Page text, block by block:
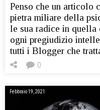
Penso che un articolo
pietra miliare della
le sua radice in quella
ogni pregiudizio
tutti i Blogger che
0
Febbraio 19, 2021